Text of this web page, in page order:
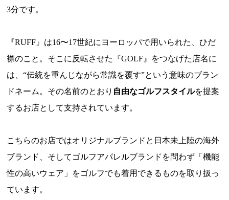
3分です。
『RUFF』は16〜17世紀にヨーロッパで用いられた、ひだ
襟のこと。そこに反転させた『GOLF』をつなげた店名に
は、“伝統を重んじながら常識を覆す”という意味のブラン
ドネーム。その名前のとおり 自由なゴルフスタイルを提案
するお店として支持されています。
こちらのお店ではオリジナルブランドと日本未上陸の海外
ブランド、そしてゴルフアパレルブランドを問わず「機能
性の高いウェア」をゴルフでも着用できるものを取り扱っ
ています。